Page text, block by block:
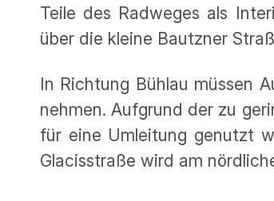
Teile des Radweges als
über die kleine Bautzner
In Richtung Bühlau müssen
nehmen. Aufgrund der zu
für eine Umleitung genutzt
Glacisstraße wird am